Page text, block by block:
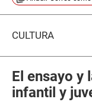
CULTURA
El ensayo y
infantil y